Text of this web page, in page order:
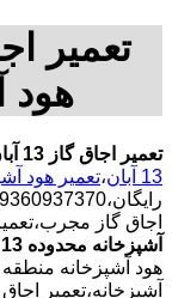
هود
تعمیر اجاق گاز 13 آبان
13 آبان
،تعمیر هود
اجاق گاز مجرب،تعمیر
آشپزخانه محدوده 13 آبان
آشپزخانه،تعمیر